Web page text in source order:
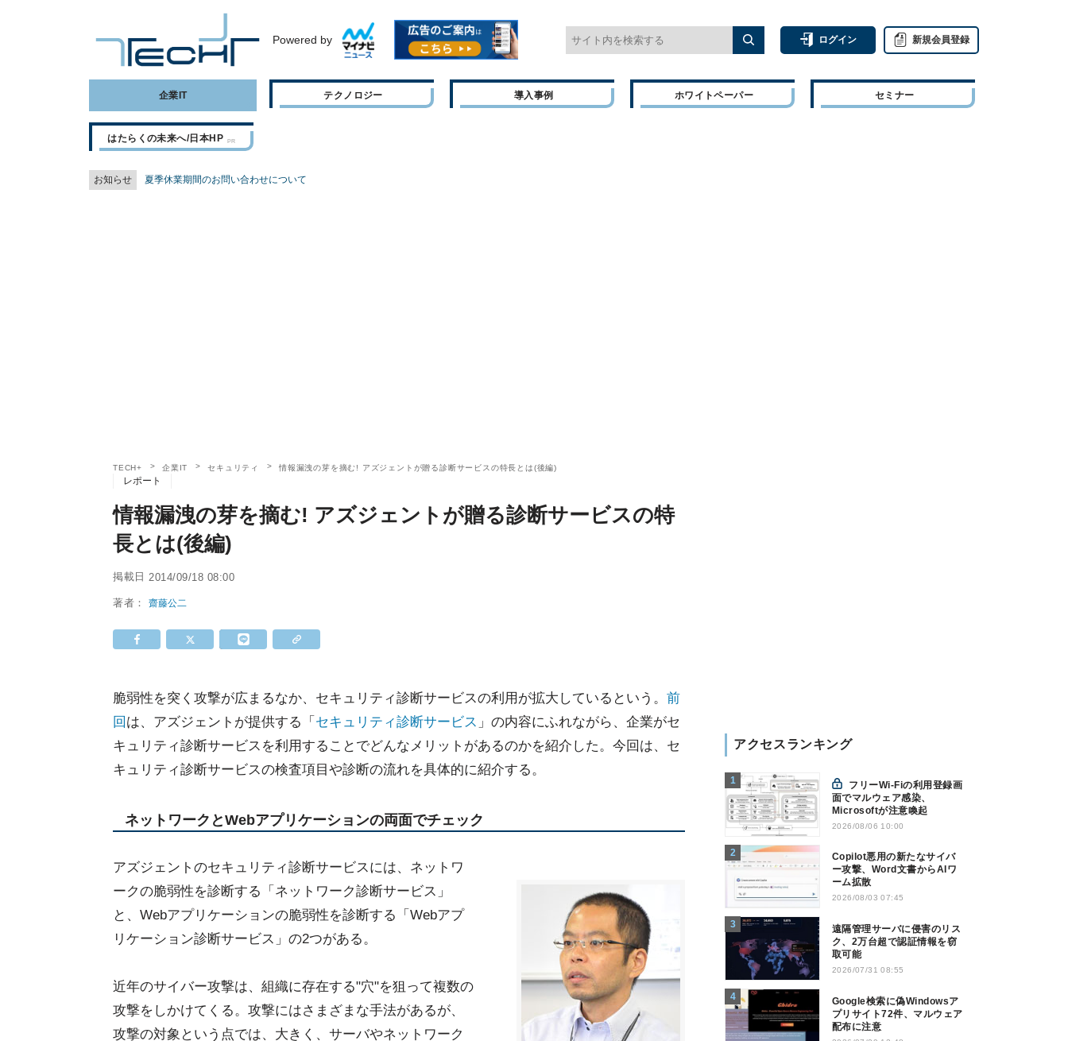
Powered by ログイン 新規会員登録
企業IT テクノロジー 導入事例 ホワイトペーパー セミナー
はたらくの未来へ/日本HP
お知らせ 夏季休業期間のお問い合わせについて
TECH+ 企業IT セキュリティ 情報漏洩の芽を摘む! アズジェントが贈る診断サービスの特長とは(後編)
レポート
情報漏洩の芽を摘む! アズジェントが贈る診断サービスの特
長とは(後編)
掲載日 2014/09/18 08:00
著者：齋藤公二
脆弱性を突く攻撃が広まるなか、セキュリティ診断サービスの利用が拡大しているという。 前
回 は、アズジェントが提供する「 セキュリティ診断サービス 」の内容にふれながら、企業がセ
キュリティ診断サービスを利用することでどんなメリットがあるのかを紹介した。今回は、セ
キュリティ診断サービスの検査項目や診断の流れを具体的に紹介する。
ネットワークとWebアプリケーションの両面でチェック
アズジェントのセキュリティ診断サービスには、ネットワ
ークの脆弱性を診断する「ネットワーク診断サービス」
と、Webアプリケーションの脆弱性を診断する「Webアプ
リケーション診断サービス」の2つがある。
近年のサイバー攻撃は、組織に存在する"穴"を狙って複数の
攻撃をしかけてくる。攻撃にはさまざまな手法があるが、
攻撃の対象という点では、大きく、サーバやネットワーク
アクセスランキング
面でマルウェア感染、
Microsoftが注意喚起
2026/08/06 10:00
Copilot悪用の新たなサイバ
ー攻撃、Word文書からAIワ
ーム拡散
2026/08/03 07:45
遠隔管理サーバに侵害のリス
ク、2万台超で認証情報を窃
取可能
2026/07/31 08:55
Google検索に偽Windowsア
プリサイト72件、マルウェア
配布に注意